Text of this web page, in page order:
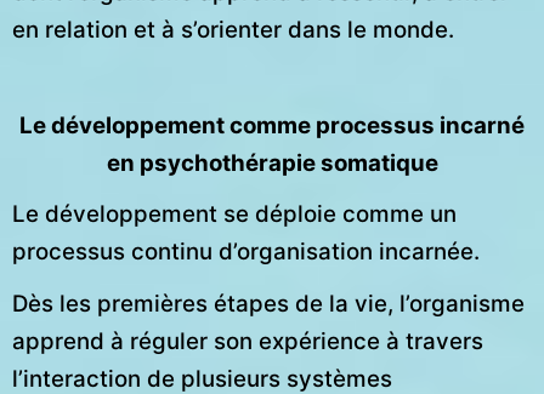
en relation et à s’orienter dans le monde.
Le développement comme processus incarné
en psychothérapie somatique
Le développement se déploie comme un
processus continu d’organisation incarnée.
Dès les premières étapes de la vie, l’organisme
apprend à réguler son expérience à travers
l’interaction de plusieurs systèmes